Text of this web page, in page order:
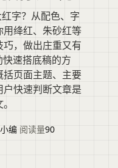
字？从配色、字
绛红、朱砂红等
，做出庄重又有
速搭底稿的方
页面主题、主要
快速判断文章是
编 阅读量90